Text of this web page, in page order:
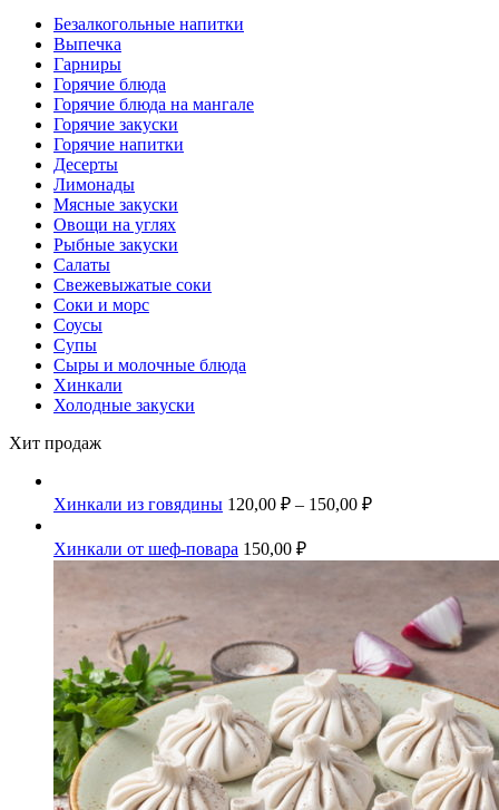
Безалкогольные напитки
Выпечка
Гарниры
Горячие блюда
Горячие блюда на мангале
Горячие закуски
Горячие напитки
Десерты
Лимонады
Мясные закуски
Овощи на углях
Рыбные закуски
Салаты
Свежевыжатые соки
Соки и морс
Соусы
Супы
Сыры и молочные блюда
Хинкали
Холодные закуски
Хит продаж
Хинкали из говядины 120,00 ₽ – 150,00 ₽
Хинкали от шеф-повара 150,00 ₽